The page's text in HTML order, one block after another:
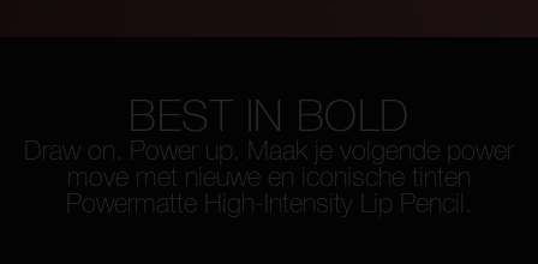
BEST IN BOLD
Draw on. Power up. Maak je volgende power
move met nieuwe en iconische tinten
Powermatte High-Intensity Lip Pencil.